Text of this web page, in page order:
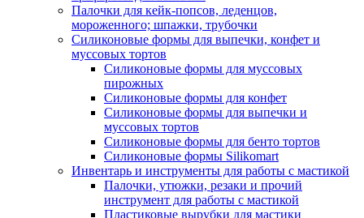
Палочки для кейк-попсов, леденцов,
мороженного; шпажки, трубочки
Силиконовые формы для выпечки, конфет и
муссовых тортов
Силиконовые формы для муссовых
пирожных
Силиконовые формы для конфет
Силиконовые формы для выпечки и
муссовых тортов
Силиконовые формы для бенто тортов
Силиконовые формы Silikomart
Инвентарь и инструменты для работы с мастикой
Палочки, утюжки, резаки и прочий
инструмент для работы с мастикой
Пластиковые вырубки для мастики